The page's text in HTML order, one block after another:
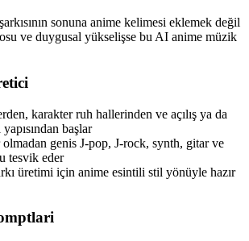
sonuna anime kelimesi eklemek değil
ve duygusal yükselişse bu AI anime müzik
karakter ruh hallerinden ve açılış ya da
yapısından başlar
genis J-pop, J-rock, synth, gitar ve
tesvik eder
üretimi için anime esintili stil yönüyle hazır